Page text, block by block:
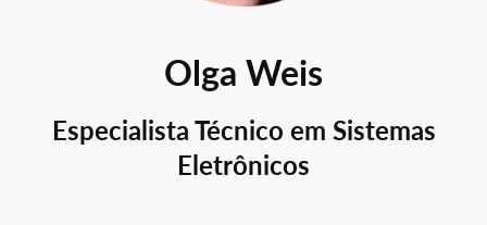
Olga Weis
Especialista Técnico em Sistemas
Eletrônicos